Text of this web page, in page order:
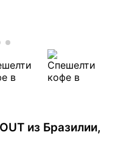
из Бразилии,